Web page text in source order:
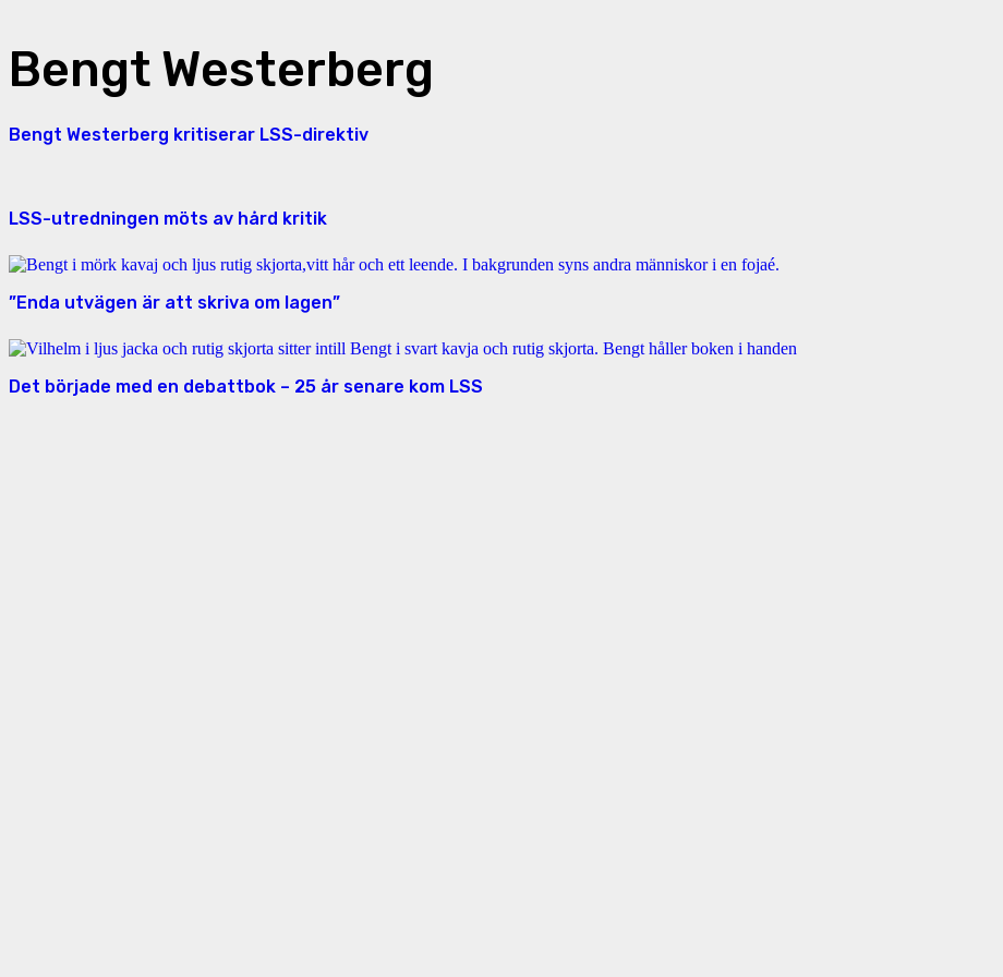
Bengt Westerberg
Bengt Westerberg kritiserar LSS-direktiv
LSS-utredningen möts av hård kritik
”Enda utvägen är att skriva om lagen”
Det började med en debattbok – 25 år senare kom LSS